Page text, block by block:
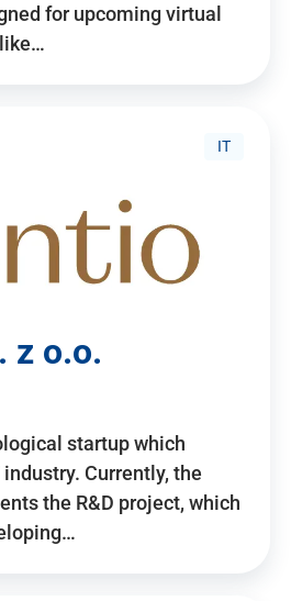
for upcoming virtual
IT
z o.o.
startup which
Currently, the
the R&D project, which